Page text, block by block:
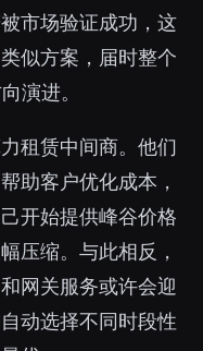
市场验证成功，这
似方案，届时整个
演进。
租赁中间商。他们
助客户优化成本，
开始提供峰谷价格
压缩。与此相反，
网关服务或许会迎
动选择不同时段性